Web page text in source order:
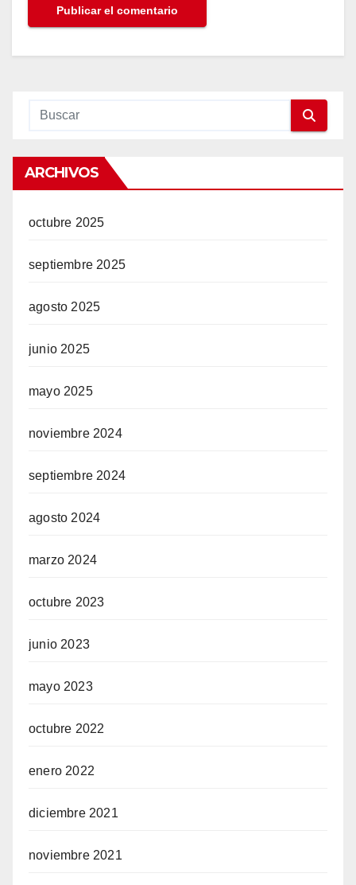
ARCHIVOS
octubre 2025
septiembre 2025
agosto 2025
junio 2025
mayo 2025
noviembre 2024
septiembre 2024
agosto 2024
marzo 2024
octubre 2023
junio 2023
mayo 2023
octubre 2022
enero 2022
diciembre 2021
noviembre 2021